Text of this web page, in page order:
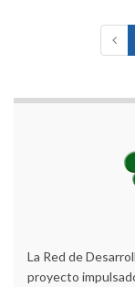
La Red de
proyecto